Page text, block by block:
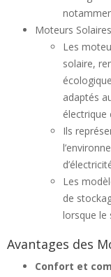
Moteurs Solaires
Les
solaire,
adaptés
électrique
Ils
Les
de
lorsque le
Avantages des
Confort et